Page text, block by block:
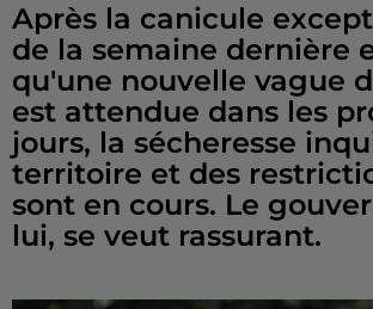
Après la canicule
de la semaine dernière
qu'une nouvelle vague
est attendue dans les
jours, la sécheresse
territoire et des
sont en cours. Le
lui, se veut rassurant.